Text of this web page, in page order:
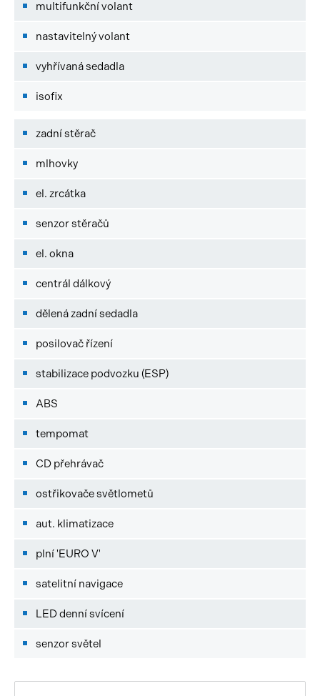
multifunkční volant
nastavitelný volant
vyhřívaná sedadla
isofix
zadní stěrač
mlhovky
el. zrcátka
senzor stěračů
el. okna
centrál dálkový
dělená zadní sedadla
posilovač řízení
stabilizace podvozku (ESP)
ABS
tempomat
CD přehrávač
ostřikovače světlometů
aut. klimatizace
plní 'EURO V'
satelitní navigace
LED denní svícení
senzor světel